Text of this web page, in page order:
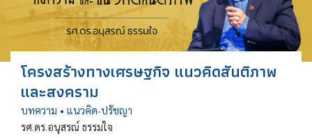
โครงสร้างทางเศรษฐกิจ แนวคิดสันติภาพ
และสงคราม
บทความ • แนวคิด-ปรัชญา
รศ.ดร.อนุสรณ์ ธรรมใจ